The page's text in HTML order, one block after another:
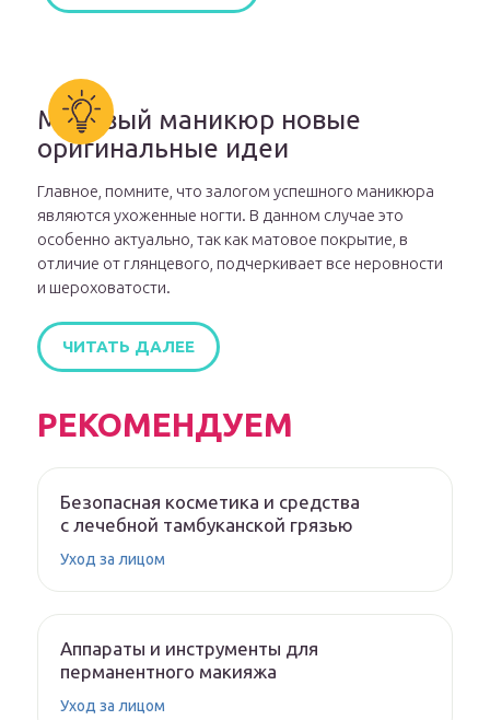
Матовый маникюр новые
оригинальные идеи
Главное, помните, что залогом успешного маникюра
являются ухоженные ногти. В данном случае это
особенно актуально, так как матовое покрытие, в
отличие от глянцевого, подчеркивает все неровности
и шероховатости.
ЧИТАТЬ ДАЛЕЕ
РЕКОМЕНДУЕМ
Безопасная косметика и средства
с лечебной тамбуканской грязью
Уход за лицом
Аппараты и инструменты для
перманентного макияжа
Уход за лицом